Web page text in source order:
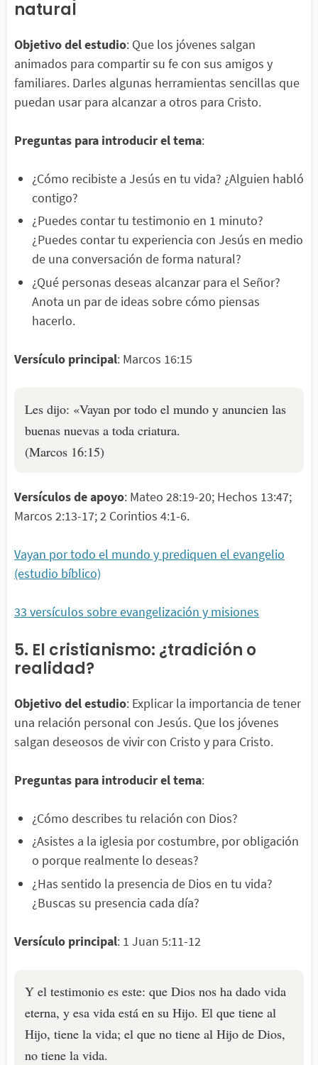
natural
Objetivo del estudio: Que los jóvenes salgan
animados para compartir su fe con sus amigos y
familiares. Darles algunas herramientas sencillas que
puedan usar para alcanzar a otros para Cristo.
Preguntas para introducir el tema:
¿Cómo recibiste a Jesús en tu vida? ¿Alguien habló
contigo?
¿Puedes contar tu testimonio en 1 minuto?
¿Puedes contar tu experiencia con Jesús en medio
de una conversación de forma natural?
¿Qué personas deseas alcanzar para el Señor?
Anota un par de ideas sobre cómo piensas
hacerlo.
Versículo principal: Marcos 16:15
Les dijo: «Vayan por todo el mundo y anuncien las
buenas nuevas a toda criatura.
(Marcos 16:15)
Versículos de apoyo: Mateo 28:19-20; Hechos 13:47;
Marcos 2:13-17; 2 Corintios 4:1-6.
Vayan por todo el mundo y prediquen el evangelio
(estudio bíblico)
33 versículos sobre evangelización y misiones
5. El cristianismo: ¿tradición o
realidad?
Objetivo del estudio: Explicar la importancia de tener
una relación personal con Jesús. Que los jóvenes
salgan deseosos de vivir con Cristo y para Cristo.
Preguntas para introducir el tema:
¿Cómo describes tu relación con Dios?
¿Asistes a la iglesia por costumbre, por obligación
o porque realmente lo deseas?
¿Has sentido la presencia de Dios en tu vida?
¿Buscas su presencia cada día?
Versículo principal: 1 Juan 5:11-12
Y el testimonio es este: que Dios nos ha dado vida
eterna, y esa vida está en su Hijo. El que tiene al
Hijo, tiene la vida; el que no tiene al Hijo de Dios,
no tiene la vida.